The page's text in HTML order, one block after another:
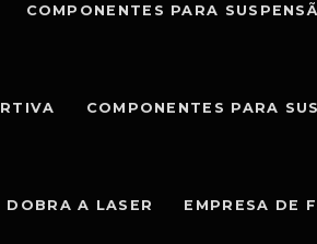
COMPONENTES PARA
COMPONENTES PARA
DOBRA A LASER EMPRESA DE